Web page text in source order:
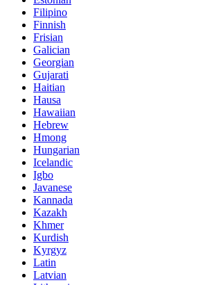
Filipino
Finnish
Frisian
Galician
Georgian
Gujarati
Haitian
Hausa
Hawaiian
Hebrew
Hmong
Hungarian
Icelandic
Igbo
Javanese
Kannada
Kazakh
Khmer
Kurdish
Kyrgyz
Latin
Latvian